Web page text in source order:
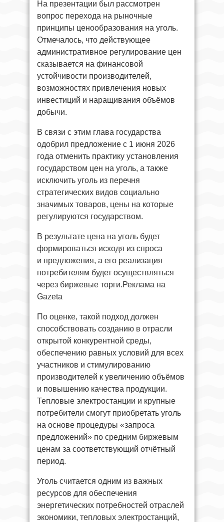
На презентации был рассмотрен
вопрос перехода на рыночные
принципы ценообразования на уголь.
Отмечалось, что действующее
административное регулирование цен
сказывается на финансовой
устойчивости производителей,
возможностях привлечения новых
инвестиций и наращивания объёмов
добычи.
В связи с этим глава государства
одобрил предложение с 1 июня 2026
года отменить практику установления
государством цен на уголь, а также
исключить уголь из перечня
стратегических видов социально
значимых товаров, цены на которые
регулируются государством.
В результате цена на уголь будет
формироваться исходя из спроса
и предложения, а его реализация
потребителям будет осуществляться
через биржевые торги.Реклама на
Gazeta
По оценке, такой подход должен
способствовать созданию в отрасли
открытой конкурентной среды,
обеспечению равных условий для всех
участников и стимулированию
производителей к увеличению объёмов
и повышению качества продукции.
Тепловые электростанции и крупные
потребители смогут приобретать уголь
на основе процедуры «запроса
предложений» по средним биржевым
ценам за соответствующий отчётный
период.
Уголь считается одним из важных
ресурсов для обеспечения
энергетических потребностей отраслей
экономики, тепловых электростанций,